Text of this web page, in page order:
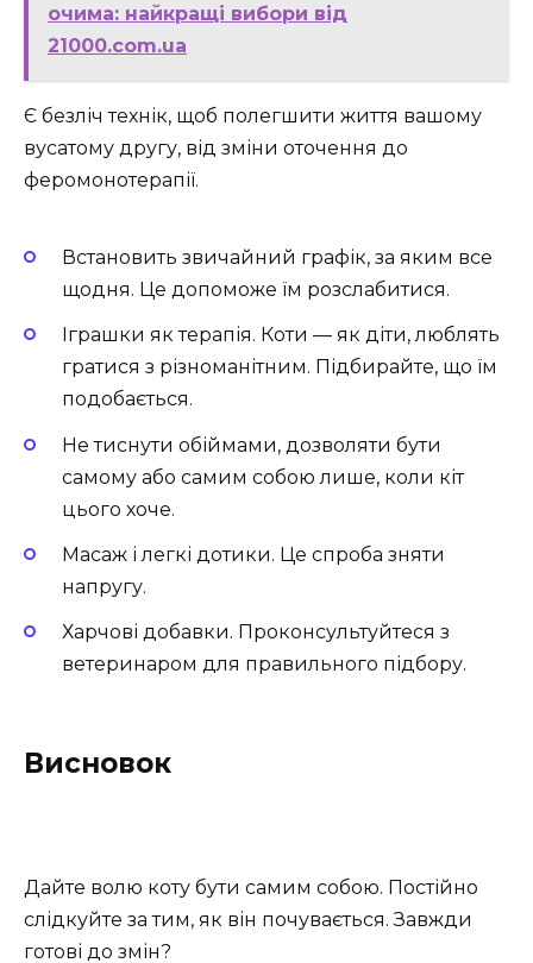
очима: найкращі вибори від
21000.com.ua
Є безліч технік, щоб полегшити життя вашому
вусатому другу, від зміни оточення до
феромонотерапії.
Встановить звичайний графік, за яким все
щодня. Це допоможе їм розслабитися.
Іграшки як терапія. Коти — як діти, люблять
гратися з різноманітним. Підбирайте, що їм
подобається.
Не тиснути обіймами, дозволяти бути
самому або самим собою лише, коли кіт
цього хоче.
Масаж і легкі дотики. Це спроба зняти
напругу.
Харчові добавки. Проконсультуйтеся з
ветеринаром для правильного підбору.
Висновок
Дайте волю коту бути самим собою. Постійно
слідкуйте за тим, як він почувається. Завжди
готові до змін?